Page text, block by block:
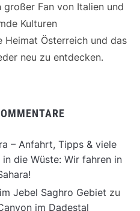
großer Fan von Italien und
Kulturen
Heimat Österreich und das
neu zu entdecken.
– Anfahrt, Tipps & viele
die Wüste: Wir fahren in
Jebel Saghro Gebiet zu
im Dadestal